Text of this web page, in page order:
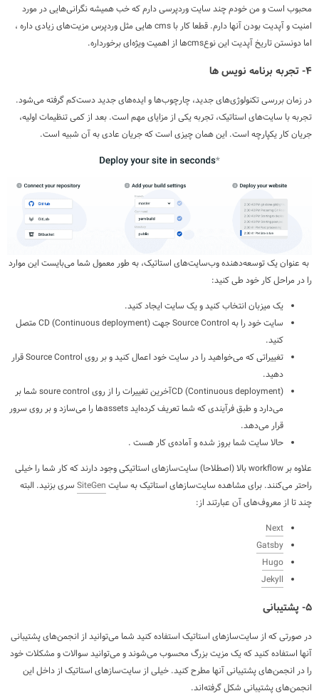
محبوب است و من خودم چند سایت وردپرسی دارم که خب همیشه نگرانی‌هایی در مورد
امنیت و آپدیت بودن آنها دارم. قطعا کار با cms هایی مثل وردپرس مزیت‌های زیادی داره ،
اما دونستن تاریخ آپدیت این نوعcmsها از اهمیت ویژه‌ای برخورداره.
۴- تجربه برنامه نویس ها
در زمان بررسی تکنولوژی‌های جدید، چارچوب‌ها و ایده‌های جدید دست‌کم گرفته می‌شود.
تجربه با سایت‌های استاتیک، تجربه یکی از مزایای مهم است. بعد از کمی تنظیمات اولیه،
جریان کار یکپارچه است. این همان چیزی است که جریان عادی به آن شبیه است.
به عنوان یک توسعه‌دهنده وب‌سایت‌های استاتیک، به طور معمول شما می‌بایست این موارد
را در مراحل کار خود طی کنید:
یک میزبان انتخاب کنید و یک سایت ایجاد کنید.
سایت خود را به Source Control جهت
CD (Continuous deployment) متصل
کنید.
تغییراتی که می‌خواهید را در سایت خود اعمال کنید و بر روی Source Control قرار
دهید.
CD (Continuous deployment)آخرین تغییرات را از روی soure control شما بر
می‌دارد و طبق فرآیندی که شما تعریف کرده‌اید assetsها را می‌سازد و بر روی سرور
قرار می‌دهد.
حالا سایت شما بروز شده و آماده‌ی کار هست .
علاوه بر workflow بالا (اصطلاحا) سایت‌سازهای استاتیکی وجود دارند که کار شما را خیلی
راحتر می‌کنند. برای مشاهده سایت‌سازهای استاتیک به سایت SiteGen سری بزنید. البته
چند تا از معروف‌های آن عبارتند از:
Next
Gatsby
Hugo
Jekyll
۵- پشتیبانی
در صورتی که از سایت‌سازهای استاتیک استفاده کنید شما می‌توانید از انجمن‌های پشتیبانی
آنها استفاده کنید که یک مزیت بزرگ محسوب می‌شوند و می‌توانید سوالات و مشکلات خود
را در انجمن‌های پشتیبانی آنها مطرح کنید. خیلی از سایت‌ساز‌های استاتیک از داخل این
انجمن‌های پشتیبانی شکل گرفته‌اند.